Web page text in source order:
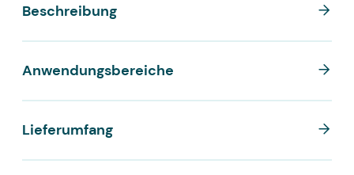
Beschreibung
Anwendungsbereiche
Lieferumfang